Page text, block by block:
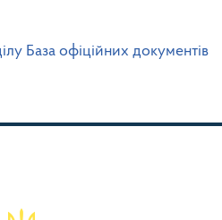
База офіційних документів